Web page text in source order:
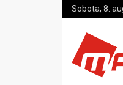
Sobota, 8.